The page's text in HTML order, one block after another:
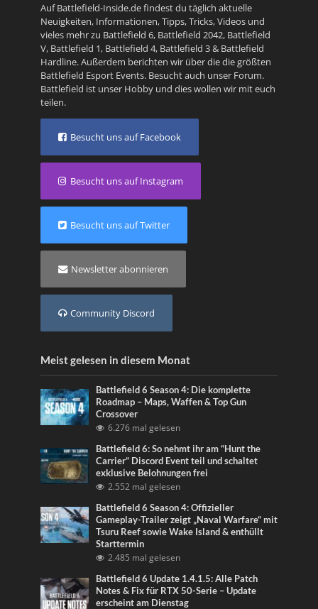
Auf Battlefield-Inside.de findest du täglich aktuelle
Neuigkeiten, Informationen, Tipps, Tricks, Videos und
vieles mehr zu Battlefield 6, Battlefield 2042, Battlefield
V, Battlefield 1, Battlefield 4, Battlefield 3& Battlefield
Hardline. Außerdem berichten wir über die die größten
Battlefield Esport Events. Besucht auch unser Forum.
Battlefield ist unser Hobby und dies wollen wir mit euch
teilen.
Besucht uns auf Facebook
Besucht uns auf Instagram
Besucht uns auf Twitter
Newsletter abonnieren
Community Discord
Meist gelesen in diesem Monat
Battlefield 6 Season 4: Die komplette
Roadmap – Maps, Waffen & Top Gun
Crossover
6.276 mal gelesen
Battlefield 6: So nehmt ihr am “Hunt the
Carrier” Discord Event teil und schaltet
exklusive Belohnungen frei
2.552 mal gelesen
Battlefield 6 Season 4: Offizieller
Gameplay-Trailer zeigt „Naval Warfare“ mit
Tsuru Reef sowie Wake Island & enthüllt
Starttermin
2.485 mal gelesen
Battlefield 6 Update 1.4.1.5: Alle Patch
Notes & Fix für RTX 50-Serie – Update
erscheint am Dienstag